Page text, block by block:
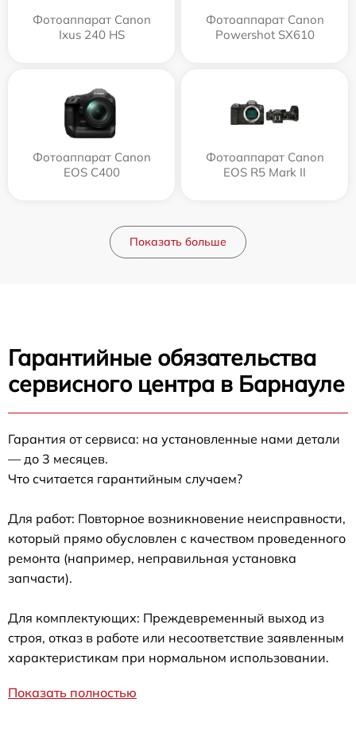
Фотоаппарат Canon
Ixus 240 HS
Фотоаппарат Canon
Powershot SX610
Фотоаппарат Canon
EOS C400
Фотоаппарат Canon
EOS R5 Mark II
Показать больше
Гарантийные обязательства
сервисного центра в Барнауле
Гарантия от сервиса: на установленные нами детали
— до 3 месяцев.
Что считается гарантийным случаем?
Для работ: Повторное возникновение неисправности,
который прямо обусловлен с качеством проведенного
ремонта (например, неправильная установка
запчасти).
Для комплектующих: Преждевременный выход из
строя, отказ в работе или несоответствие заявленным
характеристикам при нормальном использовании.
Показать полностью